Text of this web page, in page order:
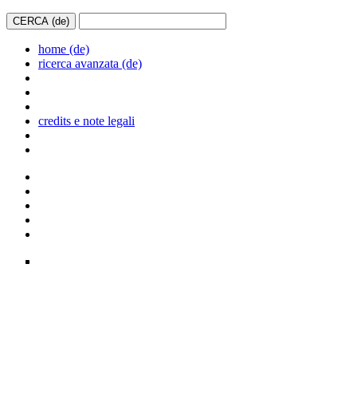
home (de)
ricerca avanzata (de)
credits e note legali